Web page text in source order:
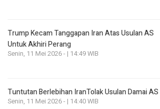
Trump Kecam Tanggapan Iran Atas Usulan AS
Untuk Akhiri Perang
Senin, 11 Mei 2026 - | 14:49 WIB
Tuntutan Berlebihan IranTolak Usulan Damai AS
Senin, 11 Mei 2026 - | 14:40 WIB